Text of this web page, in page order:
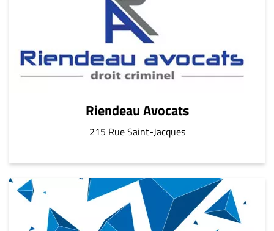
Riendeau Avocats
215 Rue Saint-Jacques